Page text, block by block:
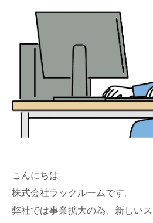
こんにちは
株式会社ラックルームです。
弊社では事業拡大の為、新しい